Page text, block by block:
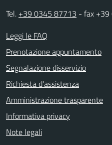
Tel. +39 0345 87713 - fax
Leggi le FAQ
Prenotazione appuntamento
Segnalazione disservizio
Richiesta d'assistenza
Amministrazione trasparente
Informativa privacy
Note legali